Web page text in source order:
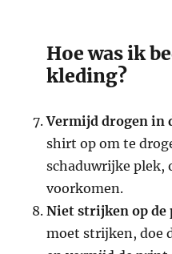
Hoe was ik
kleding?
Vermijd drogen in
shirt op om te
schaduwrijke plek,
voorkomen.
Niet strijken op
moet strijken, doe